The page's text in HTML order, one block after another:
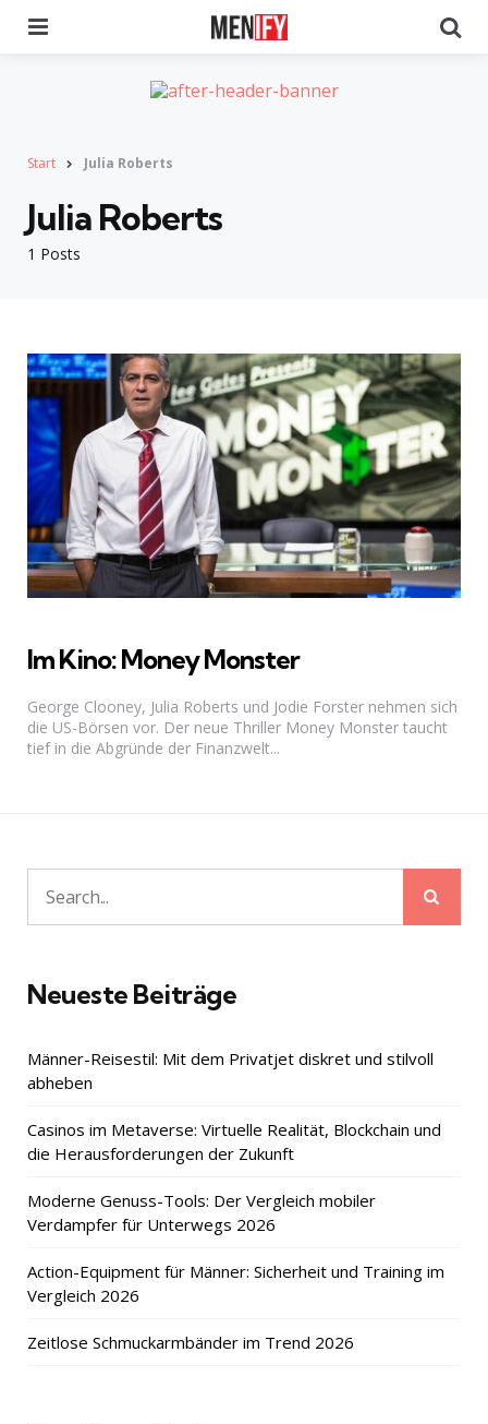
Start Julia Roberts
1 Posts
Julia Roberts
Im Kino: Money Monster
George Clooney, Julia Roberts und Jodie Forster nehmen sich
die US-Börsen vor. Der neue Thriller Money Monster taucht
tief in die Abgründe der Finanzwelt...
Search
for:
Neueste Beiträge
Männer-Reisestil: Mit dem Privatjet diskret und stilvoll
abheben
Casinos im Metaverse: Virtuelle Realität, Blockchain und
die Herausforderungen der Zukunft
Moderne Genuss-Tools: Der Vergleich mobiler
Verdampfer für Unterwegs 2026
Action-Equipment für Männer: Sicherheit und Training im
Vergleich 2026
Zeitlose Schmuckarmbänder im Trend 2026